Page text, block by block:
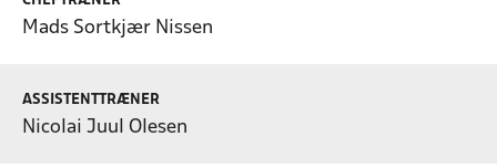
Mads Sortkjær Nissen
ASSISTENTTRÆNER
Nicolai Juul Olesen